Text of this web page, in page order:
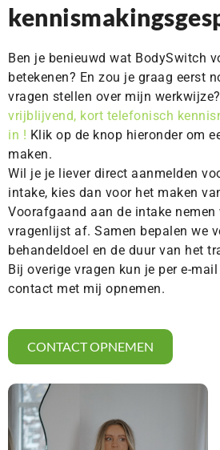
Ben je benieuwd wat BodySwitch
betekenen? En zou je graag eerst
vragen stellen over mijn werkwijze?
vrijblijvend, kort telefonisch
in ! Klik op de knop hieronder om
maken.
Wil je je liever direct aanmelden
intake, kies dan voor het maken
Voorafgaand aan de intake nemen
vragenlijst af. Samen bepalen we
behandeldoel en de duur van het
Bij overige vragen kun je per e-
contact met mij opnemen.
CONTACT OPNEMEN